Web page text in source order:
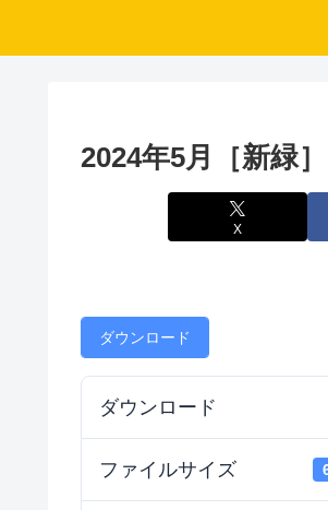
2024年5月［新緑
X
ダウンロード
ダウンロード
ファイルサイズ